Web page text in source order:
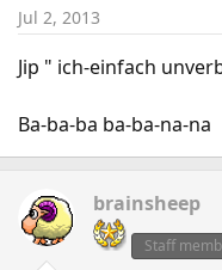
Jul 2, 2013
Jip " ich-einfach
Ba-ba-ba ba-ba-na-na
brainsheep
Staff